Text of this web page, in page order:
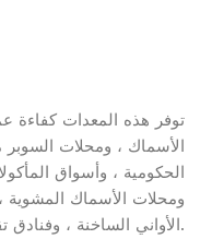
توفر هذه المعدات كفاءة
الأسماك ، ومحلات
الحكومية ، وأسواق
ومحلات الأسماك المشوية
الأواني الساخنة ، وفنادق تقديم الطعام الأخرى.